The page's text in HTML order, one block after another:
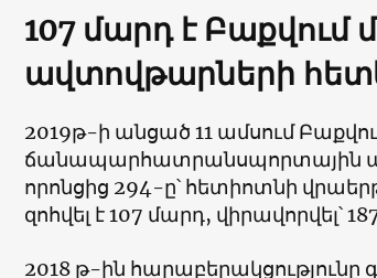
107 մարդ է Բաքվում
ավտովթարների
2019թ-ի անցած 11 ամսում
ճանապարհատրանսպորտային
որոնցից 294-ը՝ հետիոտնի
զոհվել է 107 մարդ, վիրավորվել՝
2018 թ-ին հարաբերակցությունը